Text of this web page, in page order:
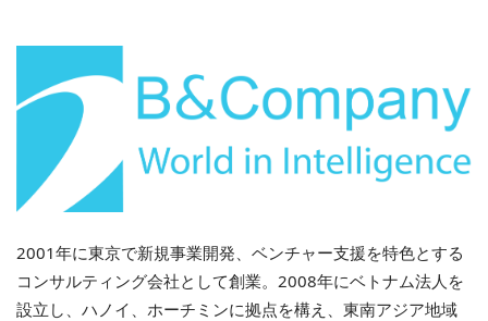
2001年に東京で新規事業開発、ベンチャー支援を特色とする
コンサルティング会社として創業。2008年にベトナム法人を
設立し、ハノイ、ホーチミンに拠点を構え、東南アジア地域